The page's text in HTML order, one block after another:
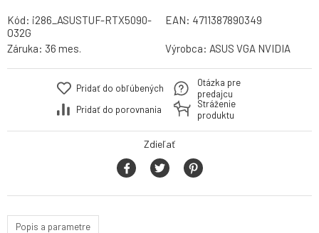
Kód: i286_ASUSTUF-RTX5090-
O32G
EAN: 4711387890349
Záruka: 36 mes. Výrobca: ASUS VGA NVIDIA
Pridať do obľúbených
Pridať do porovnania
Otázka pre
predajcu
Stráženie
produktu
Zdieľať
Popis a parametre